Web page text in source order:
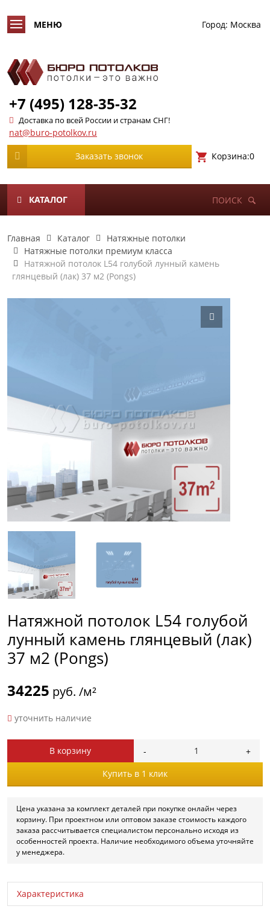
Город: Москва
+7 (495) 128-35-32
Доставка по всей России и странам СНГ!
nat@buro-potolkov.ru
Заказать звонок Корзина:0
КАТАЛОГ ПОИСК
Главная Каталог
Натяжные потолки
Натяжные потолки премиум класса
Натяжной потолок L54 голубой лунный камень
глянцевый (лак) 37 м2 (Pongs)
Натяжной потолок L54 голубой
лунный камень глянцевый (лак)
37 м2 (Pongs)
34225 руб. /м²
уточнить наличие
В корзину
Купить в 1 клик
Цена указана за комплект деталей при покупке онлайн через
корзину. При проектном или оптовом заказе стоимость каждого
заказа рассчитывается специалистом персонально исходя из
особенностей проекта. Наличие необходимого объема уточняйте
у менеджера.
Характеристика